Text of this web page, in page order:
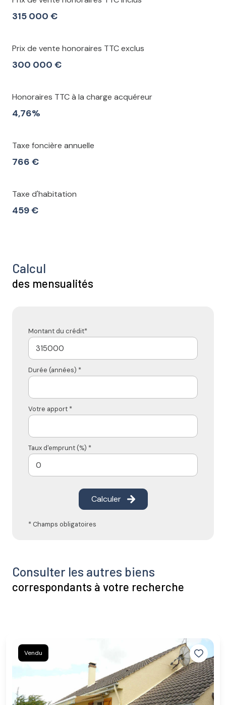
315 000 €
Prix de vente honoraires TTC exclus
300 000 €
Honoraires TTC à la charge acquéreur
4,76%
Taxe foncière annuelle
766 €
Taxe d'habitation
459 €
Calcul
des mensualités
Montant du crédit*
Durée (années) *
Votre apport *
Taux d'emprunt (%) *
Calculer
* Champs obligatoires
Consulter les autres biens
correspondants à votre recherche
Vendu